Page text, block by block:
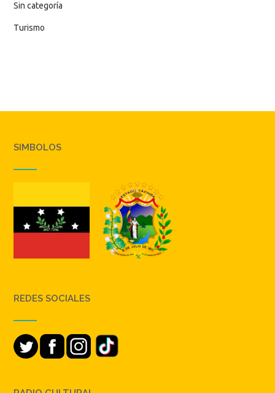
Sin categoría
Turismo
SIMBOLOS
REDES SOCIALES